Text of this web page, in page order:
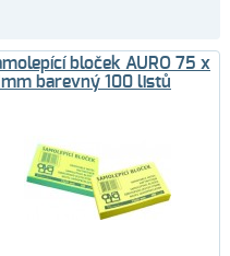
bloček AURO 75 x
barevný 100 listů